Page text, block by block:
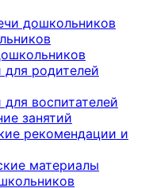
дошкольников
родителей
воспитателей
занятий
рекомендации и
материалы